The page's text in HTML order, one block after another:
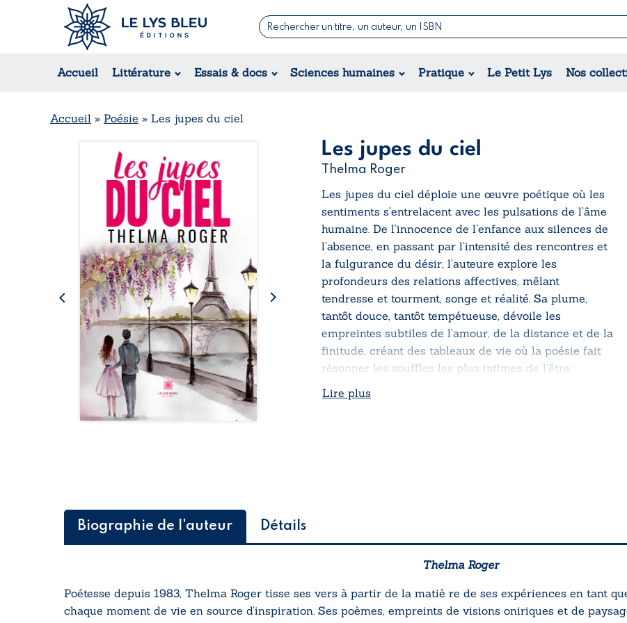
Accueil Littérature Essais & docs Sciences humaines Pratique Le Petit Lys Nos
Romans
Suspense / Thriller / Policier
Romance
Jeunesse
Nouvelles & Contes
Théâtre
Accueil » Poésie » Les jupes du ciel
Les jupes du ciel
Thelma Roger
Les jupes du ciel déploie une œuvre poétique où les
sentiments s’entrelacent avec les pulsations de l’âme
humaine. De l’innocence de l’enfance aux silences de
l’absence, en passant par l’intensité des rencontres et
la fulgurance du désir, l’auteure explore les
profondeurs des relations affectives, mêlant
tendresse et tourment, songe et réalité. Sa plume,
tantôt douce, tantôt tempétueuse, dévoile les
empreintes subtiles de l’amour, de la distance et de la
finitude, créant des tableaux de vie où la poésie fait
résonner les souffles les plus intimes de l’être.
Lire plus
Biographie de l'auteur Détails
Thelma Roger
Poétesse depuis 1983, Thelma Roger tisse ses vers à partir de la matiè re de ses expériences en tant
chaque moment de vie en source d’inspiration. Ses poèmes, empreints de visions oniriques et de